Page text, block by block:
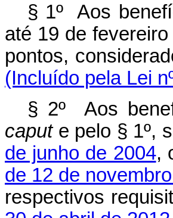
§ 1º Aos
até 19 de
pontos,
(Incluído pela Lei
§ 2º Aos
capute pelo § 1º,
de junho de 2004,
de 12 de
respectivos